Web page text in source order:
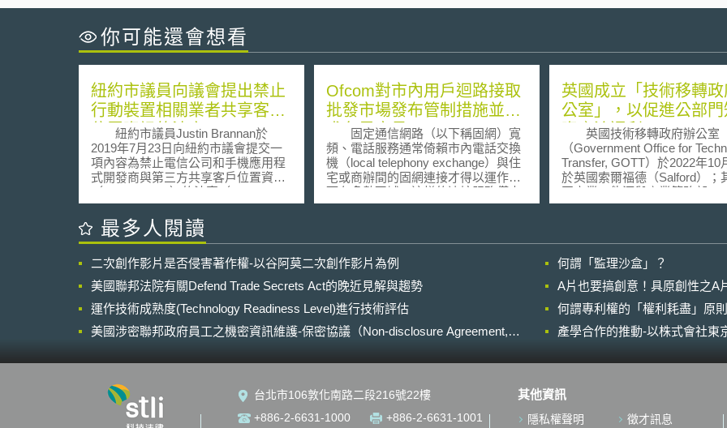
你可能還會想看
紐約市議員向議會提出禁止
行動裝置相關業者共享客戶
位置資訊的法案
紐約市議員Justin Brannan於
2019年7月23日向紐約市議會提交一
項內容為禁止電信公司和手機應用程
式開發商與第三方共享客戶位置資訊
（location data）的法案（Int 1632-
2019, Prohibition on sharing location
data with third parties.）。 該法
案原則上，禁止電信公司和手機應用
員）共享客戶的位置資訊，主要原因
在於一般客戶並不清楚自己的位置資
訊被共享給第三人，且對於第三人取
得其位置資訊後的利用行為存有疑
慮。又，位置資訊應屬個人隱私的一
部分，故未取得客戶本人同意，即共
的侵犯。如公司違反法案規定，執法
機關對該公司之罰款，以「行為次
數」作為計算單位，每次課予1,000美
元，惟就同一名受害者，如一天內有
數個違法行為，則當天罰款上限為
Ofcom對市內用戶迴路接取
批發市場發布管制措施並徵
求各界意見
固定通信網路（以下稱固網）寬
頻、電話服務通常倚賴市內電話交換
機（local telephony exchange）與住
宅或商辦間的固網連接才得以運作，
而在多數區域，這樣的連接服務僅由
一或兩個實體網路業者所提供。有鑑
local access, WLA）市場的規範發布
三份諮詢文件，其目的除希望能促進
光纖網路的投資外，也要保障消費者
免於支付高額的使用費。 為了達
成這樣的願景，Ofcom要求英國電信
（British Telecom, BT）旗下提供
寬頻競爭業者得以使用其網路銷售寬
供數種傳輸速率的服務方案，並依不
同方案對服務提供者收取不同的批發
價格。根據Ofcom的分析結果，
英國成立「技術移轉
公室」，以促進公部門
資產流通利用
英國技術移轉政府辦公室
（Government Office for
Transfer, GOTT）於2022年10
於英國索爾福德（Salford）；
國商業、能源與產業策略部
（Department for Business,
asset）流通利用，以為英國帶
濟、社會及財政上效益。 所謂
「知識資產」係指—智慧財產
門技術、資料、品牌、業務流
家資源及技術等；目前英國關
門知識資產之估值，總計約超
這些資產與他機構分享，以刺
並促進更多商業創投（
venture）的可能。 GOTT具有跨
部門的職權，使公部門可增強
最多人閱讀
二次創作影片是否侵害著作權-以谷阿莫二次創作影片為例
何謂「監理沙盒」？
美國聯邦法院有關Defend Trade Secrets Act的晚近見解與趨勢
A片也要搞創意！具原創性之A
運作技術成熟度(Technology Readiness Level)進行技術評估
何謂專利權的「權利耗盡」原
美國涉密聯邦政府員工之機密資訊維護-保密協議（Non-disclosure Agreement,
產學合作的推動-以株式會社東
台北市106敦化南路二段216號22樓
+886-2-6631-1000
+886-2-6631-1001
其他資訊
隱私權聲明 徵才訊息